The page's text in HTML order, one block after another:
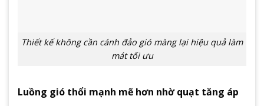
Thiết kế không cần cánh đảo gió màng lại hiệu quả làm
mát tối ưu
Luồng gió thổi mạnh mẽ hơn nhờ quạt tăng áp